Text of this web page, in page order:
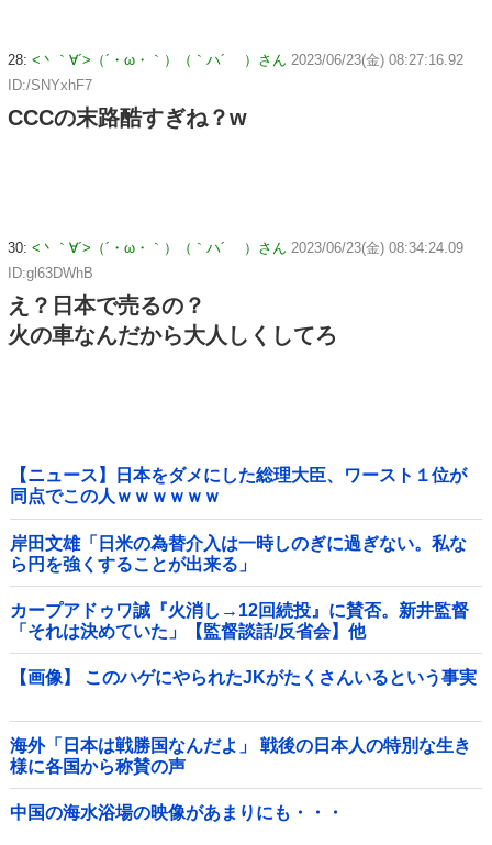
28: <丶｀∀´>（´・ω・｀）（｀ハ´ ）さん 2023/06/23(金) 08:27:16.92
ID:/SNYxhF7
CCCの末路酷すぎね？w
30: <丶｀∀´>（´・ω・｀）（｀ハ´ ）さん 2023/06/23(金) 08:34:24.09
ID:gl63DWhB
え？日本で売るの？
火の車なんだから大人しくしてろ
【ニュース】日本をダメにした総理大臣、ワースト１位が
同点でこの人ｗｗｗｗｗｗ
岸田文雄「日米の為替介入は一時しのぎに過ぎない。私な
ら円を強くすることが出来る」
カープアドゥワ誠『火消し→12回続投』に賛否。新井監督
「それは決めていた」【監督談話/反省会】他
【画像】 このハゲにやられたJKがたくさんいるという事実
海外「日本は戦勝国なんだよ」 戦後の日本人の特別な生き
様に各国から称賛の声
中国の海水浴場の映像があまりにも・・・